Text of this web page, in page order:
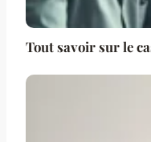
Tout savoir sur le